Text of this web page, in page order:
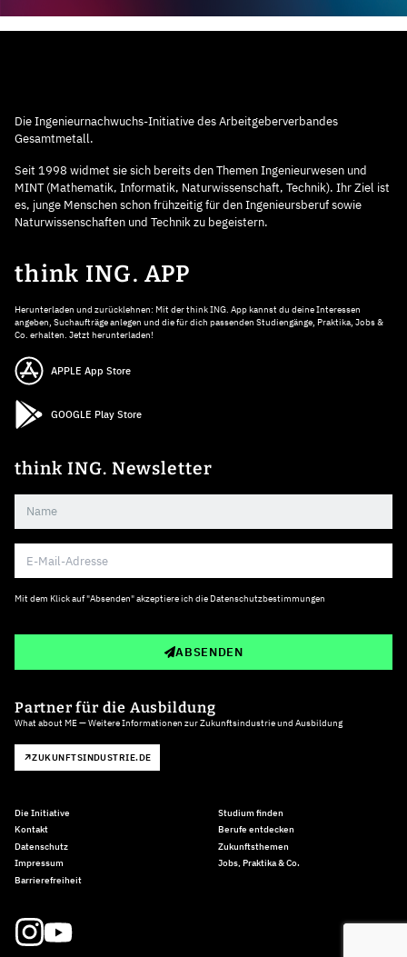
Die Ingenieurnachwuchs-Initiative des Arbeitgeberverbandes
Gesamtmetall.
Seit 1998 widmet sie sich bereits den Themen Ingenieurwesen und
MINT (Mathematik, Informatik, Naturwissenschaft, Technik). Ihr Ziel ist
es, junge Menschen schon frühzeitig für den Ingenieursberuf sowie
Naturwissenschaften und Technik zu begeistern.
think ING. APP
Herunterladen und zurücklehnen: Mit der think ING. App kannst du deine Interessen
angeben, Suchaufträge anlegen und die für dich passenden Studiengänge, Praktika, Jobs &
Co. erhalten. Jetzt herunterladen!
APPLE App Store
GOOGLE Play Store
think ING. Newsletter
Mit dem Klick auf "Absenden" akzeptiere ich die Datenschutzbestimmungen
ABSENDEN
Partner für die Ausbildung
What about ME — Weitere Informationen zur Zukunftsindustrie und Ausbildung
ZUKUNFTSINDUSTRIE.DE
Die Initiative
Kontakt
Datenschutz
Impressum
Barrierefreiheit
Studium finden
Berufe entdecken
Zukunftsthemen
Jobs, Praktika & Co.